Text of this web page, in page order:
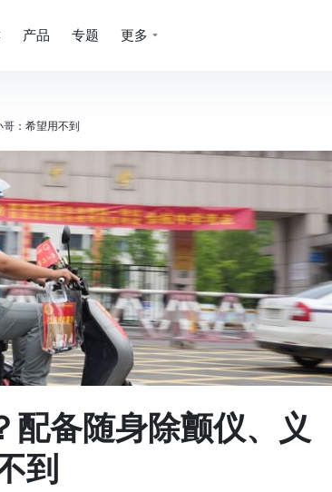
产品 专题 更多
：希望用不到
配备随身除颤仪、义
到